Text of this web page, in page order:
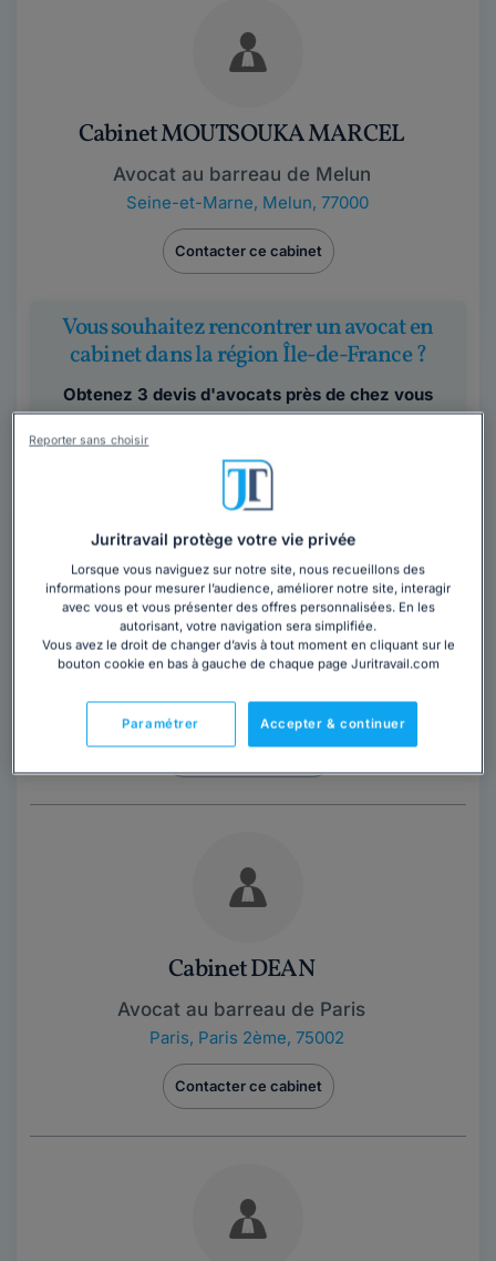
Cabinet MOUTSOUKA MARCEL
Avocat au barreau de Melun
Seine-et-Marne, Melun, 77000
Contacter ce cabinet
Vous souhaitez rencontrer un avocat en
cabinet dans la région Île-de-France ?
Obtenez 3 devis d'avocats près de chez vous
sous 48 heures.
Trouver un avocat
Cabinet CABINET BELFALEH
Val-de-Marne,L'Haÿ-les-Roses, 94240
Cabinet DEAN
Avocat au barreau de Paris
Paris, Paris 2ème, 75002
Contacter ce cabinet
Juritravail protège votre vie privée
Lorsque vous naviguez sur notre site, nous recueillons des
informations pour mesurer l’audience, améliorer notre site, interagir
avec vous et vous présenter des offres personnalisées. En les
autorisant, votre navigation sera simplifiée.
Vous avez le droit de changer d’avis à tout moment en cliquant sur le
bouton cookie en bas à gauche de chaque page Juritravail.com
Accepter & continuer
Paramétrer
Reporter sans choisir